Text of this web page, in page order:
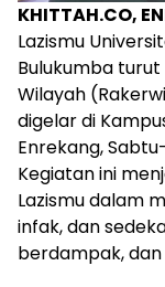
KHITTAH.CO,
Lazismu
Bulukumba
Wilayah
digelar di
Enrekang,
Kegiatan ini
Lazismu dalam
infak, dan
berdampak,